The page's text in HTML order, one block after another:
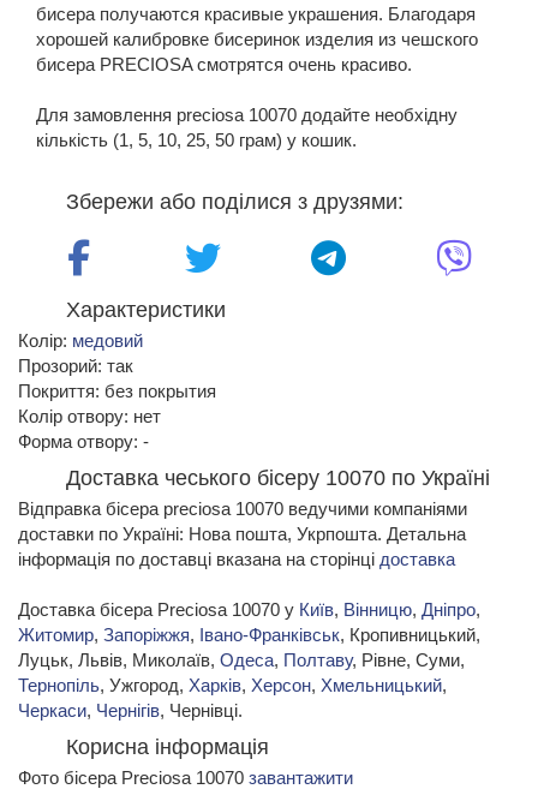
бисера получаются красивые украшения. Благодаря
хорошей калибровке бисеринок изделия из чешского
бисера PRECIOSA смотрятся очень красиво.
Для замовлення preciosa 10070 додайте необхідну
кількість (1, 5, 10, 25, 50 грам) у кошик.
Збережи або поділися з друзями:
Характеристики
Колір: медовий
Прозорий: так
Покриття: без покрытия
Колір отвору: нет
Форма отвору: -
Доставка чеського бісеру 10070 по Україні
Відправка бісера preciosa 10070 ведучими компаніями
доставки по Україні: Нова пошта, Укрпошта. Детальна
інформація по доставці вказана на сторінці доставка
Доставка бісера Preciosa 10070 у Київ, Вінницю, Дніпро,
Житомир, Запоріжжя, Івано-Франківськ, Кропивницький,
Луцьк, Львів, Миколаїв, Одеса, Полтаву, Рівне, Суми,
Тернопіль, Ужгород, Харків, Херсон, Хмельницький,
Черкаси, Чернігів, Чернівці.
Корисна інформація
Фото бісера Preciosa 10070 завантажити